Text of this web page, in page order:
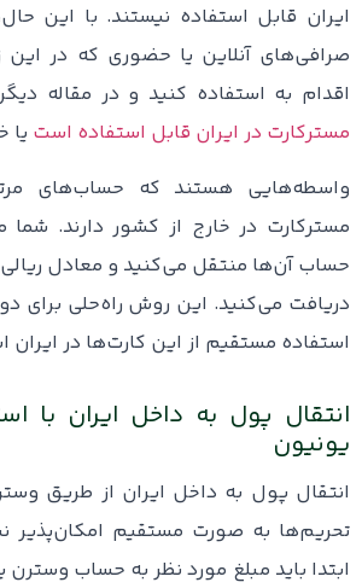
ایران قابل استفاده نیستند. با این
صرافی‌های آنلاین یا حضوری که در این
اقدام به استفاده کنید و در مقاله
مسترکارت در ایران قابل استفاده است یا
واسطه‌هایی هستند که حساب‌های
مسترکارت در خارج از کشور دارند. شما
حساب آن‌ها منتقل می‌کنید و معادل
دریافت می‌کنید. این روش راه‌حلی برای
استفاده مستقیم از این کارت‌ها در ایران
انتقال پول به داخل ایران با
یونیون
انتقال پول به داخل ایران از طریق
تحریم‌ها به صورت مستقیم امکان‌پذیر
ابتدا باید مبلغ مورد نظر به حساب